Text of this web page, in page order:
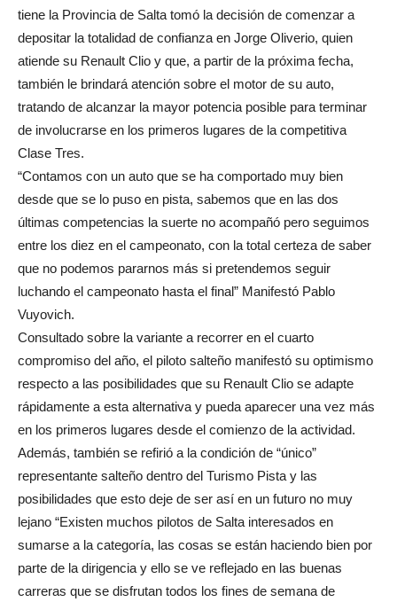
tiene la Provincia de Salta tomó la decisión de comenzar a
depositar la totalidad de confianza en Jorge Oliverio, quien
atiende su Renault Clio y que, a partir de la próxima fecha,
también le brindará atención sobre el motor de su auto,
tratando de alcanzar la mayor potencia posible para terminar
de involucrarse en los primeros lugares de la competitiva
Clase Tres.
“Contamos con un auto que se ha comportado muy bien
desde que se lo puso en pista, sabemos que en las dos
últimas competencias la suerte no acompañó pero seguimos
entre los diez en el campeonato, con la total certeza de saber
que no podemos pararnos más si pretendemos seguir
luchando el campeonato hasta el final” Manifestó Pablo
Vuyovich.
Consultado sobre la variante a recorrer en el cuarto
compromiso del año, el piloto salteño manifestó su optimismo
respecto a las posibilidades que su Renault Clio se adapte
rápidamente a esta alternativa y pueda aparecer una vez más
en los primeros lugares desde el comienzo de la actividad.
Además, también se refirió a la condición de “único”
representante salteño dentro del Turismo Pista y las
posibilidades que esto deje de ser así en un futuro no muy
lejano “Existen muchos pilotos de Salta interesados en
sumarse a la categoría, las cosas se están haciendo bien por
parte de la dirigencia y ello se ve reflejado en las buenas
carreras que se disfrutan todos los fines de semana de